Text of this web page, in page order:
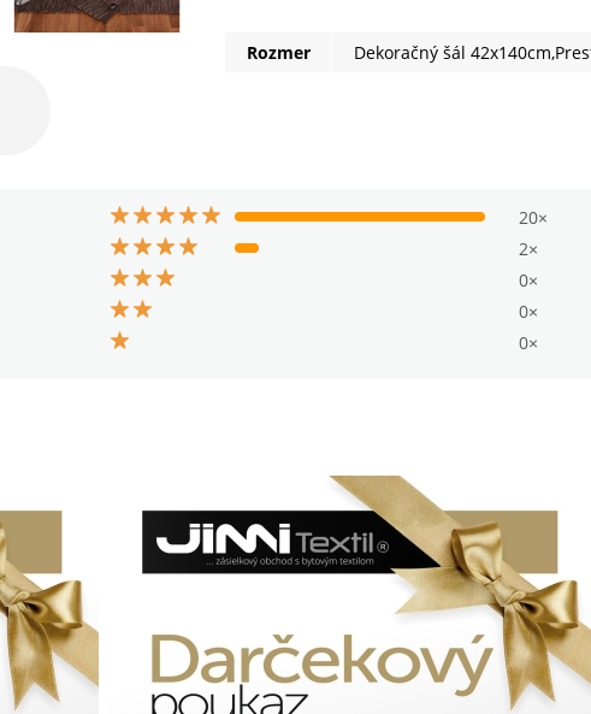
Rozmer Dekoračný šál
20×
2×
0×
0×
0×